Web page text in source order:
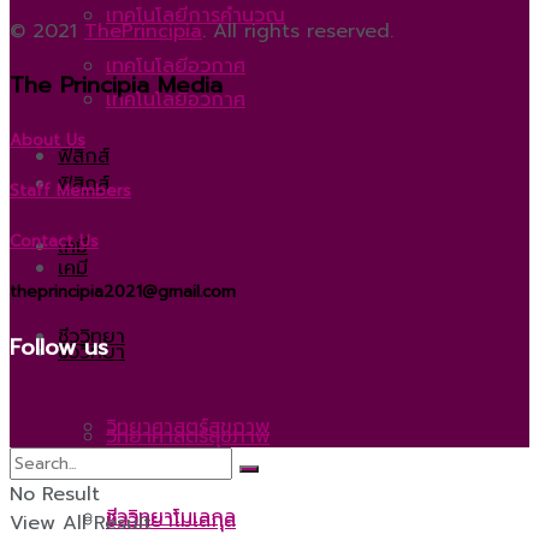
เทคโนโลยีอวกาศ
ฟิสิกส์
เคมี
ชีววิทยา
วิทยาศาสตร์สุขภาพ
ชีววิทยาโมเลกุล
เทคโนโลยีการคำนวณ
เทคโนโลยีอวกาศ
ฟิสิกส์
เคมี
ชีววิทยา
วิทยาศาสตร์สุขภาพ
ชีววิทยาโมเลกุล
© 2021 ThePrincipia. All rights reserved.
The Principia Media
About Us
Staff Members
Contact Us
theprincipia2021@gmail.com
Follow us
No Result
View All Result